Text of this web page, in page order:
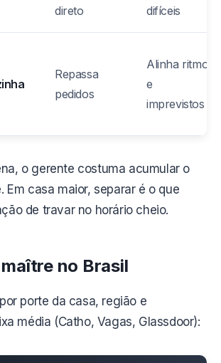
direto
difíceis
Repassa
pedidos
Alinha ritmo
e
imprevistos
o gerente costuma acumular o
Em casa maior, separar é o que
de travar no horário cheio.
no Brasil
porte da casa, região e
média (Catho, Vagas, Glassdoor):